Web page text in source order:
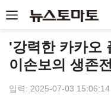
'강력한 카카오
이손보의 생존
입력: 2025-07-03 15:06:14